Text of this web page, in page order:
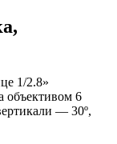
1/2.8»
объективом 6
— 30º,